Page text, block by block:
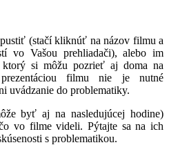
(stačí kliknúť na názov filmu a
vo Vašou prehliadači), alebo im
si môžu pozrieť aj doma na
filmu nie je nutné
uvádzanie do problematiky.
byť aj na nasledujúcej hodine)
vo filme videli. Pýtajte sa na ich
s problematikou.